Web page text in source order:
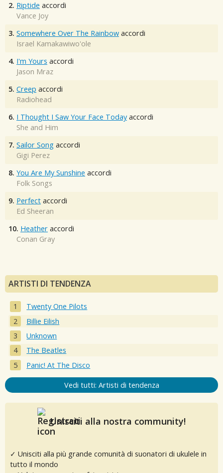
2. Riptide accordi
Vance Joy
3. Somewhere Over The Rainbow accordi
Israel Kamakawiwo'ole
4. I'm Yours accordi
Jason Mraz
5. Creep accordi
Radiohead
6. I Thought I Saw Your Face Today accordi
She and Him
7. Sailor Song accordi
Gigi Perez
8. You Are My Sunshine accordi
Folk Songs
9. Perfect accordi
Ed Sheeran
10. Heather accordi
Conan Gray
ARTISTI DI TENDENZA
Twenty One Pilots
Billie Eilish
Unknown
The Beatles
Panic! At The Disco
Vedi tutti: Artisti di tendenza
Unisciti alla nostra community!
✓ Unisciti alla più grande comunità di suonatori di ukulele in
tutto il mondo